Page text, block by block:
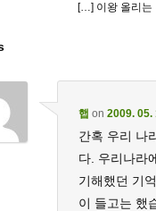
[…] 이왕 올리는
햅 on 2009. 05.
간혹 우리 나
다. 우리나라
기해했던 기
이 들고는 했